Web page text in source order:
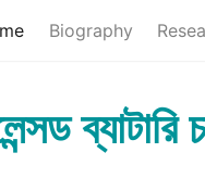
(current)
Biography